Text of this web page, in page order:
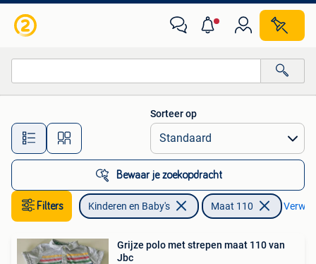
Alle afstanden…
Sorteer op
Bewaar je zoekopdracht
Filters Kinderen en Baby's Maat 110
Grijze polo met strepen maat 110 van
Jbc